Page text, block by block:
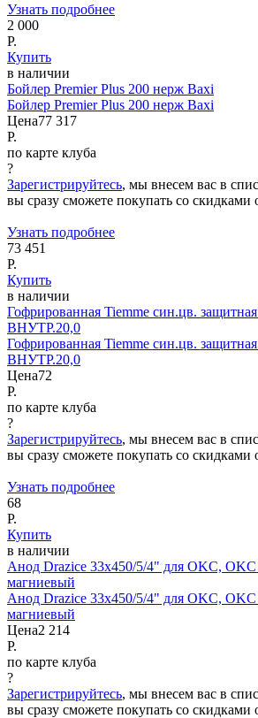
Узнать подробнее
2 000
Р.
Купить
в наличии
Бойлер Premier Plus 200 нерж Baxi
Бойлер Premier Plus 200 нерж Baxi
Цена77 317
Р.
по карте клуба
?
Зарегистрируйтесь, мы внесем вас в
вы сразу сможете покупать со скидками
Узнать подробнее
73 451
Р.
Купить
в наличии
Гофрированная Tiemme син.цв.
ВНУТР.20,0
Гофрированная Tiemme син.цв.
ВНУТР.20,0
Цена72
Р.
по карте клуба
?
Зарегистрируйтесь, мы внесем вас в
вы сразу сможете покупать со скидками
Узнать подробнее
68
Р.
Купить
в наличии
Анод Drazice 33х450/5/4" для OKC,
магниевый
Анод Drazice 33х450/5/4" для OKC,
магниевый
Цена2 214
Р.
по карте клуба
?
Зарегистрируйтесь, мы внесем вас в
вы сразу сможете покупать со скидками